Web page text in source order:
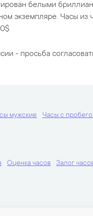
белыми
экземпляре. Часы из
- просьба
мужские
Часы с
Оценка часов Залог